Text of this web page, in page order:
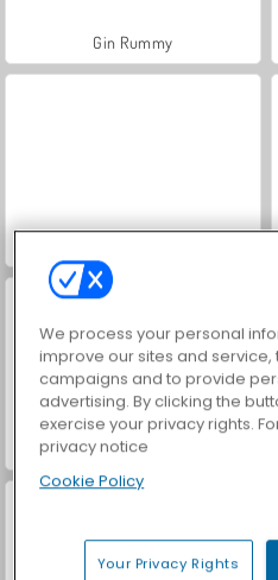
Gin Rummy
Mergest Kingdom
We process your personal
improve our sites and
campaigns and to provide
advertising. By clicking the
exercise your privacy rights.
privacy notice
Cookie Policy
Your Privacy Rights